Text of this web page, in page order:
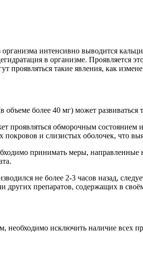
организма интенсивно выводится
в организме. Проявляется
проявляться такие явления, как
более 40 мг) может развиваться
проявляться обморочным
покровов и слизистых оболочек, что
принимать меры, направленные
не более 2-3 часов назад,
других препаратов, содержащих в
необходимо исключить наличие всех